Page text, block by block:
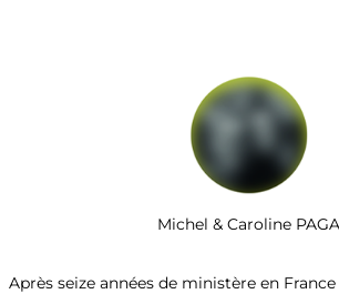
Michel & Caroline PAGA
Après seize années de ministère en